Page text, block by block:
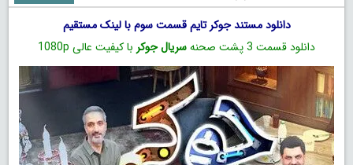
دانلود مستند جوکر تایم قسمت سوم با لینک مستقیم
دانلود قسمت 3 پشت صحنه
سریال جوکر با کیفیت عالی 1080p